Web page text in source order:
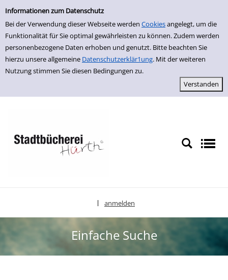
Einfache Suche
Informationen zum Datenschutz
Bei der Verwendung dieser Webseite werden Cookiesangelegt, um die
Funktionalität für Sie optimal gewährleisten zu können. Zudem werden
personenbezogene Daten erhoben und genutzt. Bitte beachten Sie
hierzu unsere allgemeine Datenschutzerklär1ung. Mit der weiteren
Nutzung stimmen Sie diesen Bedingungen zu.
zur Navigation springen
zum Inhalt springen
Zur Detailanzeige springen
anmelden
Einfache Suche